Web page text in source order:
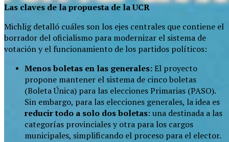
Las claves de la propuesta de la UCR
Michlig detalló cuáles son los ejes centrales que contiene el
borrador del oficialismo para modernizar el sistema de
votación y el funcionamiento de los partidos políticos:
Menos boletas en las generales:El proyecto
propone mantener el sistema de cinco boletas
(Boleta Única) para las elecciones Primarias (PASO).
Sin embargo, para las elecciones generales, la idea es
reducir todo a solo dos boletas: una destinada a las
categorías provinciales y otra para los cargos
municipales, simplificando el proceso para el elector.